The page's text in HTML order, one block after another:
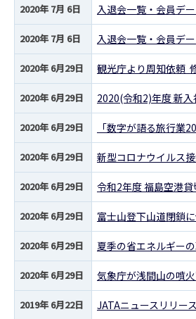
2020年 7月 6日 入退会一覧・会員デ
2020年 7月 6日 入退会一覧・会員デ
2020年 6月29日 観光庁より周知依頼
2020年 6月29日 2020(令和2)年度 新
2020年 6月29日 「数字が語る旅行業
2020年 6月29日 新型コロナウイルス
2020年 6月29日 令和2年度 福島空港
2020年 6月29日 富士山登下山道閉鎖
2020年 6月29日 夏季の省エネルギー
2020年 6月29日 気象庁が浅間山の噴
2019年 6月22日 JATAニュースリリー